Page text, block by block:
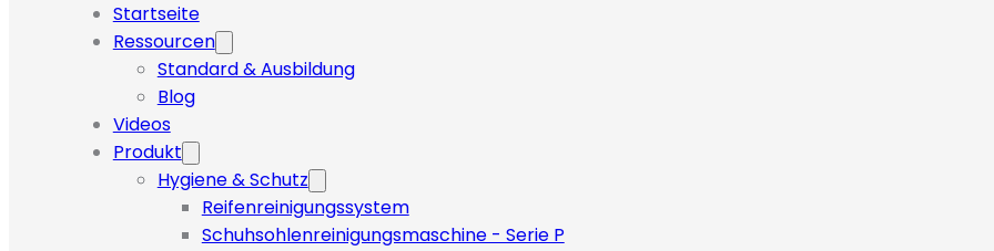
Startseite
Ressourcen
Standard & Ausbildung
Blog
Videos
Produkt
Hygiene & Schutz
Reifenreinigungssystem
Schuhsohlenreinigungsmaschine - Serie P